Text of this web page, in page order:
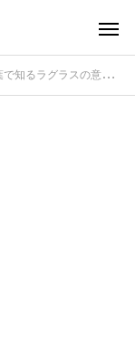
の意味魅力由来育て方飾り方ドライフラワーアレンジ術完全保存版